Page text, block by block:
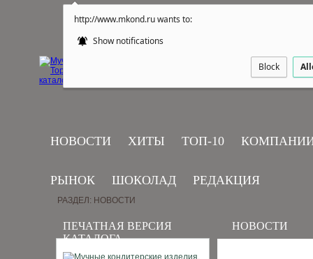
http://www.mkond.ru wants to:
Show notifications
Block
НОВОСТИ ХИТЫ ТОП-10
РЫНОК ШОКОЛАД РЕДАКЦИЯ
ПЕЧАТНАЯ ВЕРСИЯ
КАТАЛОГА
РАЗДЕЛ: НОВОСТИ
НОВОСТИ